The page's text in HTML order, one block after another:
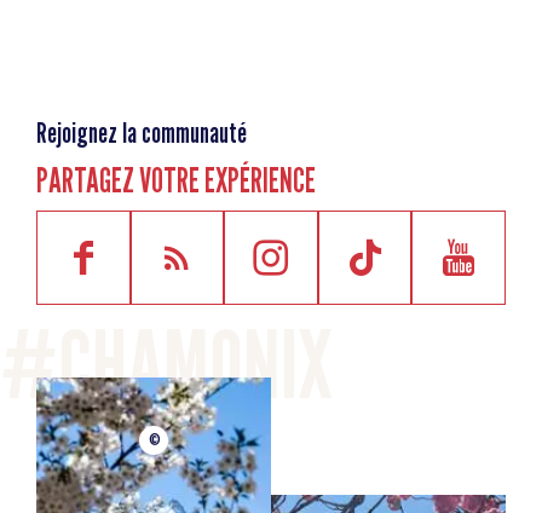
Rejoignez la communauté
PARTAGEZ VOTRE EXPÉRIENCE
©